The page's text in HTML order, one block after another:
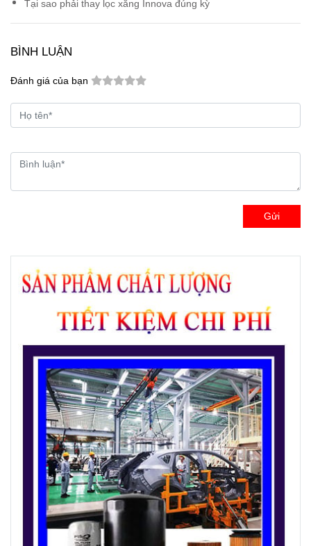
Tại sao phải thay lọc xăng Innova đúng kỳ
BÌNH LUẬN
Đánh giá của bạn
Gửi